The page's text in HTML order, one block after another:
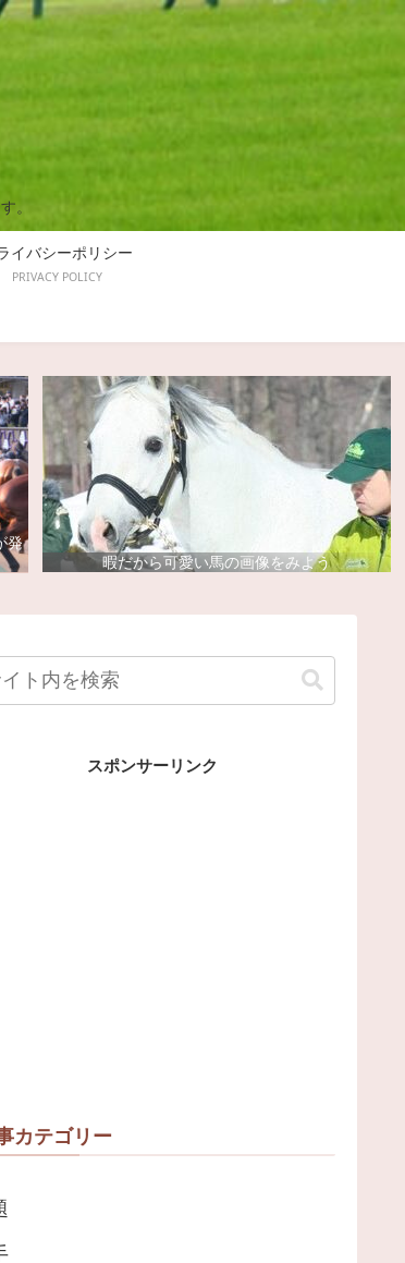
。
イバシーポリシー
PRIVACY POLICY
発
暇だから可愛い馬の画像をみよう
スポンサーリンク
カテゴリー